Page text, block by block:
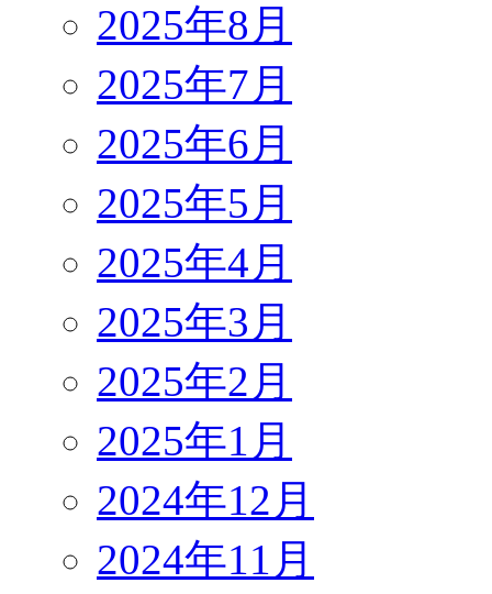
2025年8月
2025年7月
2025年6月
2025年5月
2025年4月
2025年3月
2025年2月
2025年1月
2024年12月
2024年11月